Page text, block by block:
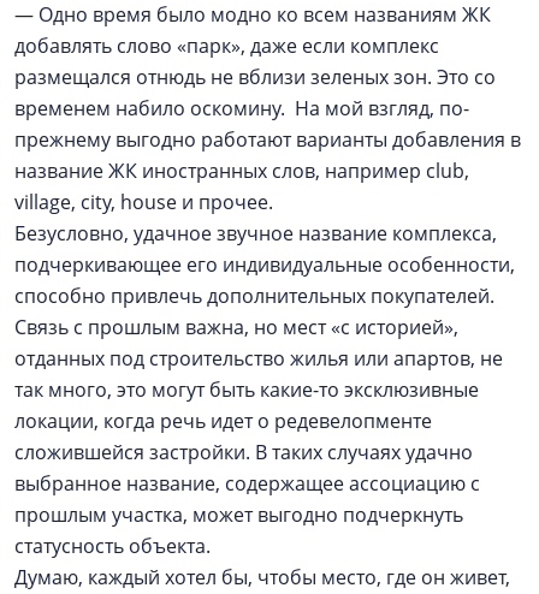
— Одно время было модно ко всем названиям ЖК
добавлять слово «парк», даже если комплекс
размещался отнюдь не вблизи зеленых зон. Это со
временем набило оскомину. На мой взгляд, по-
прежнему выгодно работают варианты добавления в
название ЖК иностранных слов, например club,
village, city, house и прочее.
Безусловно, удачное звучное название комплекса,
подчеркивающее его индивидуальные особенности,
способно привлечь дополнительных покупателей.
Связь с прошлым важна, но мест «с историей»,
отданных под строительство жилья или апартов, не
так много, это могут быть какие-то эксклюзивные
локации, когда речь идет о редевелопменте
сложившейся застройки. В таких случаях удачно
выбранное название, содержащее ассоциацию с
прошлым участка, может выгодно подчеркнуть
статусность объекта.
Думаю, каждый хотел бы, чтобы место, где он живет,